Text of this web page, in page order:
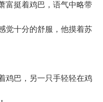
挺着鸡巴，语气中略带
觉十分的舒服，他摸着苏
巴，另一只手轻轻在鸡